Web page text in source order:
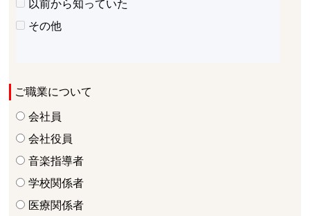
以前から知っていた
その他
ご職業について
会社員
会社役員
音楽指導者
学校関係者
医療関係者